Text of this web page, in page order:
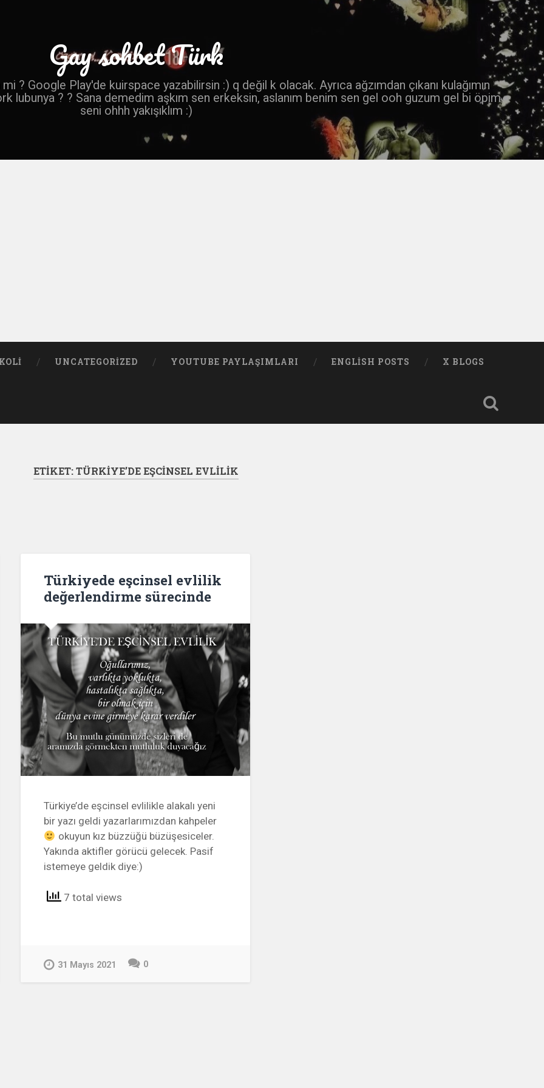
Gay sohbet Türk
? Google Play'de kuirspace yazabilirsin :) q değil k olacak. Ayrıca ağzımdan çıkanı kulağımın
lubunya ? ? Sana demedim aşkım sen erkeksin, aslanım benim sen gel ooh guzum gel bi öpim
seni ohhh yakışıklım :)
UNCATEGORIZED YOUTUBE PAYLAŞIMLARI ENGLISH POSTS X BLOGS
ETIKET:TÜRKIYE’DE EŞCINSEL EVLILIK
Türkiyede eşcinsel evlilik
değerlendirme sürecinde
Türkiye’de eşcinsel evlilikle alakalı yeni
bir yazı geldi yazarlarımızdan kahpeler
okuyun kız büzzüğü büzüşesiceler.
Yakında aktifler görücü gelecek. Pasif
istemeye geldik diye:)
7 total views
31 Mayıs 2021 0